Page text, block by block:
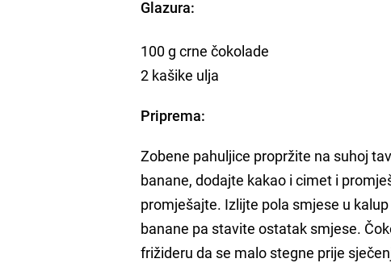
Glazura:
100 g crne čokolade
2 kašike ulja
Priprema:
Zobene pahuljice propržite na suhoj
banane, dodajte kakao i cimet i
promješajte. Izlijte pola smjese u
banane pa stavite ostatak smjese.
frižideru da se malo stegne prije